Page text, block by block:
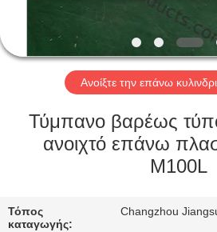
ΠΕΡΊΠΟΥ
ΕΜΕΊΣ
ΓΎΡΟΣ
ΕΡΓΟΣΤΑΣΊΩΝ
ΈΛΕΓΧΟΣ
Ανοίξτε την επάνω
Τύμπανο βαρέως
ανοιχτό επάνω
M100L
Τόπος
καταγωγής:
Changzhou